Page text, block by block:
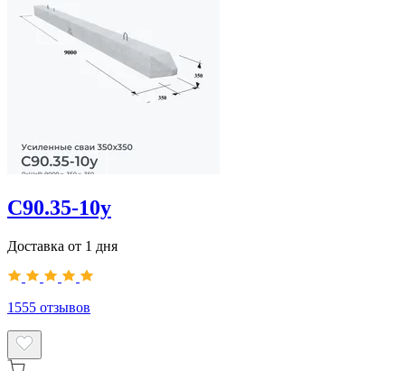
С90.35-10у
Доставка от 1 дня
1555 отзывов